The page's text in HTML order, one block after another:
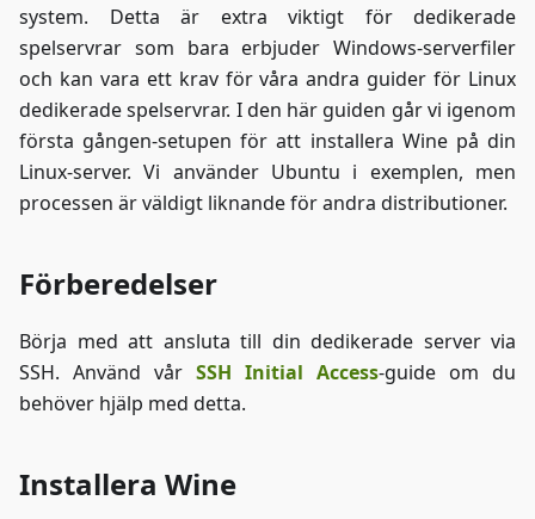
system. Detta är extra viktigt för dedikerade
spelservrar som bara erbjuder Windows-serverfiler
och kan vara ett krav för våra andra guider för Linux
dedikerade spelservrar. I den här guiden går vi igenom
första gången-setupen för att installera Wine på din
Linux-server. Vi använder Ubuntu i exemplen, men
processen är väldigt liknande för andra distributioner.
Förberedelser
Börja med att ansluta till din dedikerade server via
SSH. Använd vår SSH Initial Access-guide om du
behöver hjälp med detta.
Installera Wine